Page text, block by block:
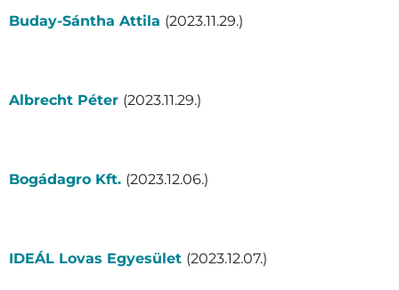
Buday-Sántha Attila (2023.11.29.)
Albrecht Péter (2023.11.29.)
Bogádagro Kft. (2023.12.06.)
IDEÁL Lovas Egyesület (2023.12.07.)